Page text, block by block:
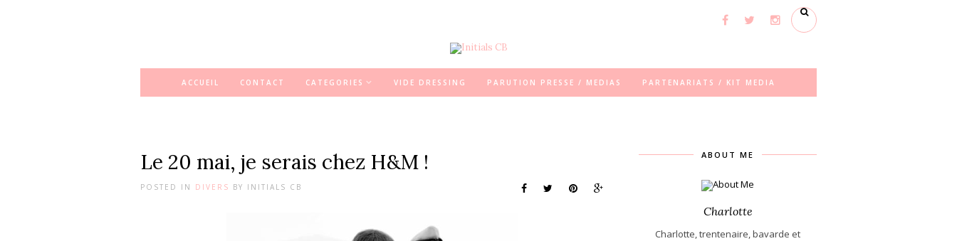
ACCUEIL CONTACT CATEGORIES VIDE DRESSING PARUTION PRESSE / MEDIAS PARTENARIATS / KIT MEDIA
Le 20 mai, je serais chez H&M !
POSTED IN DIVERS BY INITIALS CB
ABOUT ME
Charlotte
Charlotte, trentenaire, bavarde et